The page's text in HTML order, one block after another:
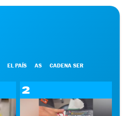
EL PAÍS AS CADENA SER
2